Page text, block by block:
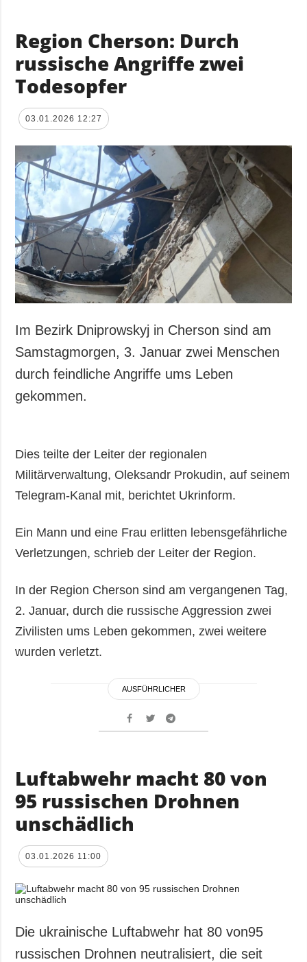
Region Cherson: Durch
russische Angriffe zwei
Todesopfer
03.01.2026 12:27
Im Bezirk Dniprowskyj in Cherson sind am
Samstagmorgen, 3. Januar zwei Menschen
durch feindliche Angriffe ums Leben
gekommen.
Dies teilte der Leiter der regionalen
Militärverwaltung, Oleksandr Prokudin, auf seinem
Telegram-Kanal mit, berichtet Ukrinform.
Ein Mann und eine Frau erlitten lebensgefährliche
Verletzungen, schrieb der Leiter der Region.
In der Region Cherson sind am vergangenen Tag,
2. Januar, durch die russische Aggression zwei
Zivilisten ums Leben gekommen, zwei weitere
wurden verletzt.
AUSFÜHRLICHER
Luftabwehr macht 80 von
95 russischen Drohnen
unschädlich
03.01.2026 11:00
Die ukrainische Luftabwehr hat 80 von95
russischen Drohnen neutralisiert, die seit